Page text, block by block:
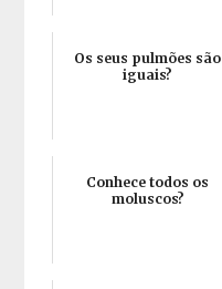
Os seus pulmões são
iguais?
Conhece todos os
moluscos?